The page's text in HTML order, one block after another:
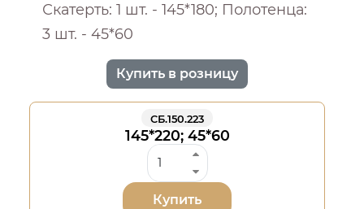
Скатерть: 1 шт. - 145*180; Полотенца:
3 шт. - 45*60
Купить в розницу
СБ.150.223
145*220; 45*60
Купить